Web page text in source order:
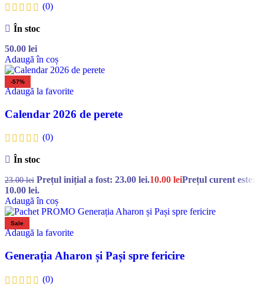
(0)
În stoc
50.00 lei
Adaugă în coș
-57%
Adaugă la favorite
Calendar 2026 de perete
(0)
În stoc
23.00lei Prețul inițial a fost: 23.00 lei.10.00 leiPrețul curent este:
10.00 lei.
Adaugă în coș
Sale
Adaugă la favorite
Generația Aharon și Pași spre fericire
(0)